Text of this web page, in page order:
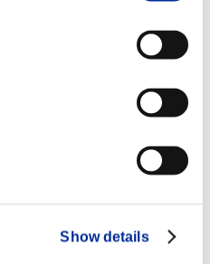
Show details